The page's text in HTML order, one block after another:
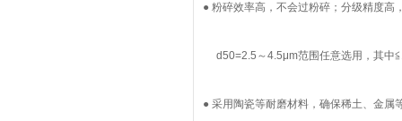
● 粉碎效率高，不会过粉碎；分级精度高
d50=2.5～4.5μm范围任意选用，其中
● 采用陶瓷等耐磨材料，确保稀土、金属